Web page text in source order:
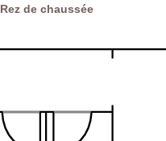
Rez de chaussée